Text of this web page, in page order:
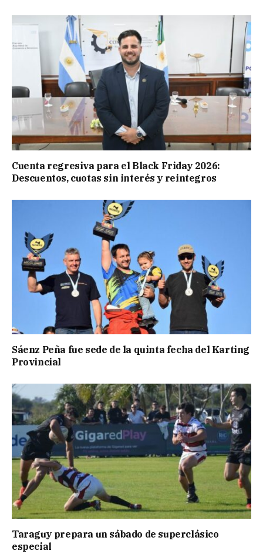
Cuenta regresiva para el Black Friday 2026:
Descuentos, cuotas sin interés y reintegros
Sáenz Peña fue sede de la quinta fecha del Karting
Provincial
Taraguy prepara un sábado de superclásico
especial